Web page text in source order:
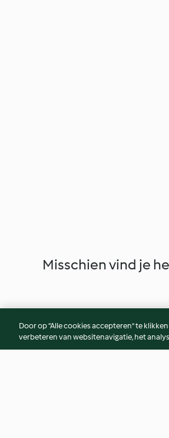
Misschien vind je
Door op “Alle cookies accepteren” te
verbeteren van websitenavigatie, het